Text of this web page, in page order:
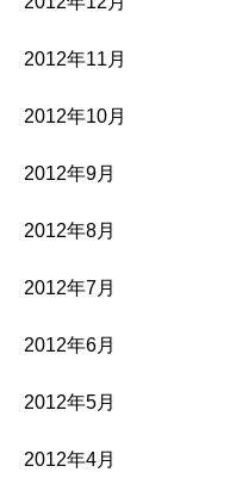
2012年11月
2012年10月
2012年9月
2012年8月
2012年7月
2012年6月
2012年5月
2012年4月